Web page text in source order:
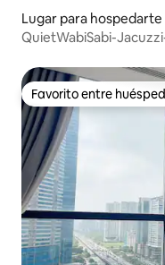
Lugar para hospedarte
QuietWabiSabi-
Favorito entre
Favorito entre